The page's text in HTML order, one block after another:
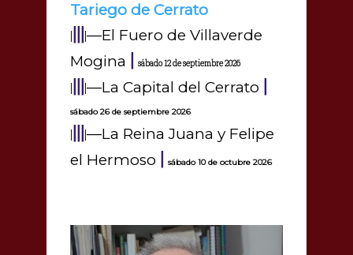
Tariego de Cerrato
|||||—El Fuero de Villaverde
Mogina | sábado 12 de septiembre 2026
|||||—La Capital del Cerrato |
sábado 26 de septiembre 2026
|||||—La Reina Juana y Felipe
el Hermoso | sábado 10 de octubre 2026